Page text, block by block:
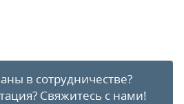
в сотрудничестве?
Свяжитесь с нами!